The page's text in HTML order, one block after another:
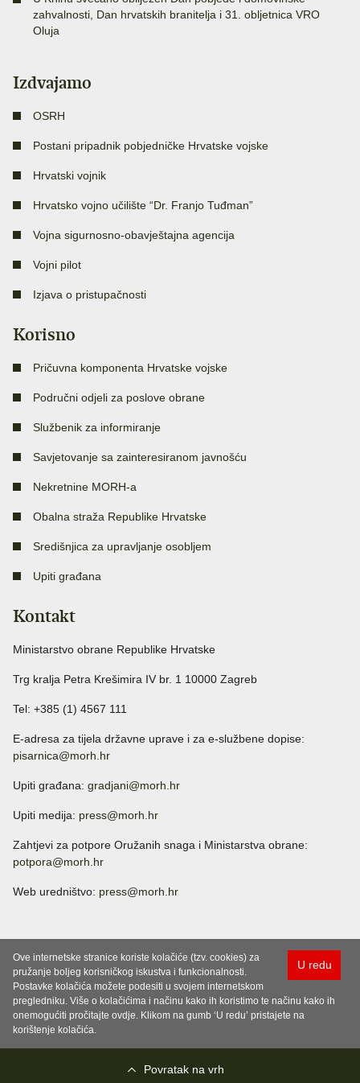
zahvalnosti, Dan hrvatskih branitelja i 31. obljetnica VRO
Oluja
Izdvajamo
OSRH
Postani pripadnik pobjedničke Hrvatske vojske
Hrvatski vojnik
Hrvatsko vojno učilište “Dr. Franjo Tuđman”
Vojna sigurnosno-obavještajna agencija
Vojni pilot
Izjava o pristupačnosti
Korisno
Pričuvna komponenta Hrvatske vojske
Područni odjeli za poslove obrane
Službenik za informiranje
Savjetovanje sa zainteresiranom javnošću
Nekretnine MORH-a
Obalna straža Republike Hrvatske
Središnjica za upravljanje osobljem
Upiti građana
Kontakt
Ministarstvo obrane Republike Hrvatske
Trg kralja Petra Krešimira IV br. 1 10000 Zagreb
Tel: +385 (1) 4567 111
E-adresa za tijela državne uprave i za e-službene dopise:
pisarnica@morh.hr
Upiti građana: gradjani@morh.hr
Upiti medija: press@morh.hr
Zahtjevi za potpore Oružanih snaga i Ministarstva obrane:
potpora@morh.hr
Web uredništvo: press@morh.hr
U redu
Ove internetske stranice koriste kolačiće (tzv. cookies) za
pružanje boljeg korisničkog iskustva i funkcionalnosti.
Postavke kolačića možete podesiti u svojem internetskom
pregledniku. Više o kolačićima i načinu kako ih koristimo te načinu kako ih
onemogućiti pročitajte ovdje. Klikom na gumb ‘U redu’ pristajete na
korištenje kolačića.
Povratak na vrh